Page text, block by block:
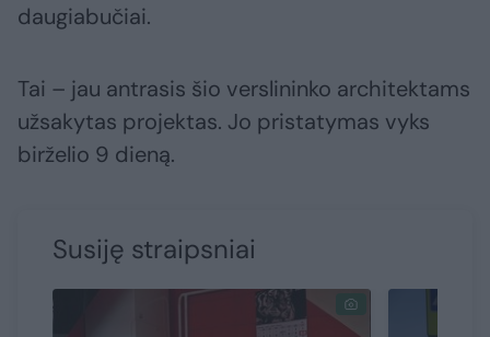
daugiabučiai.
Tai – jau antrasis šio verslininko architektams
užsakytas projektas. Jo pristatymas vyks
birželio 9 dieną.
Susiję straipsniai